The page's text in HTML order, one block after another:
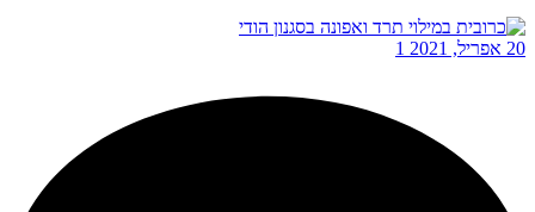
20 אפריל, 2021 1